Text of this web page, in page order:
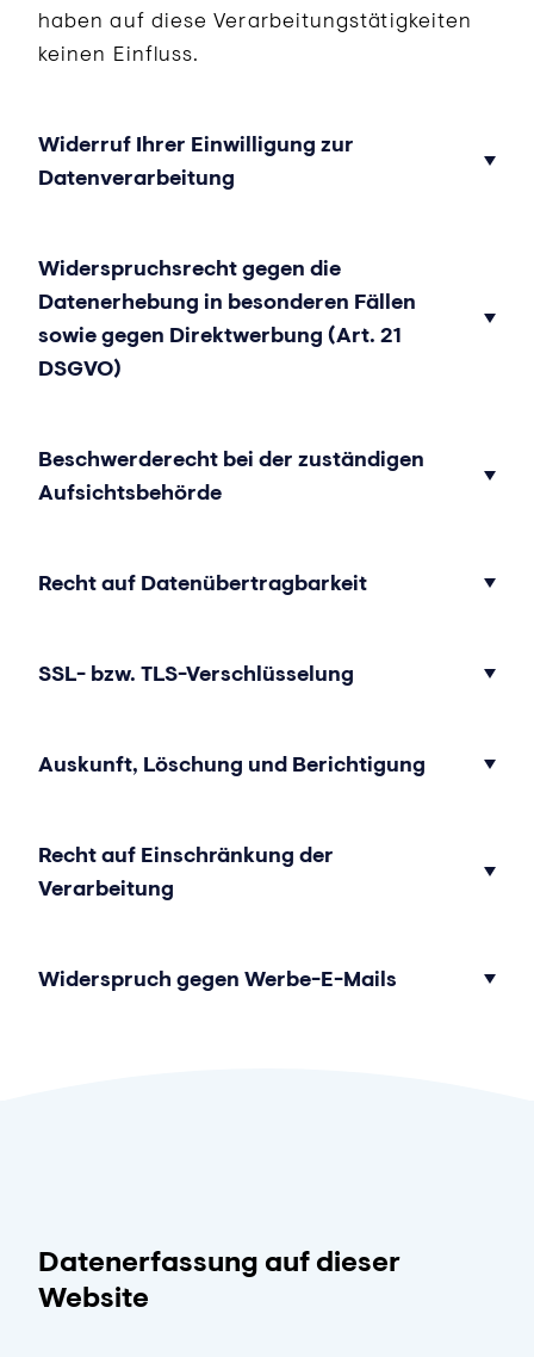
haben auf diese Verarbeitungstätigkeiten
keinen Einfluss.
Widerruf Ihrer Einwilligung zur
Datenverarbeitung
Widerspruchsrecht gegen die
Datenerhebung in besonderen Fällen
sowie gegen Direktwerbung (Art. 21
DSGVO)
Beschwerderecht bei der zuständigen
Aufsichtsbehörde
Recht auf Datenübertragbarkeit
SSL- bzw. TLS-Verschlüsselung
Auskunft, Löschung und Berichtigung
Recht auf Einschränkung der
Verarbeitung
Widerspruch gegen Werbe-E-Mails
Datenerfassung auf dieser
Website